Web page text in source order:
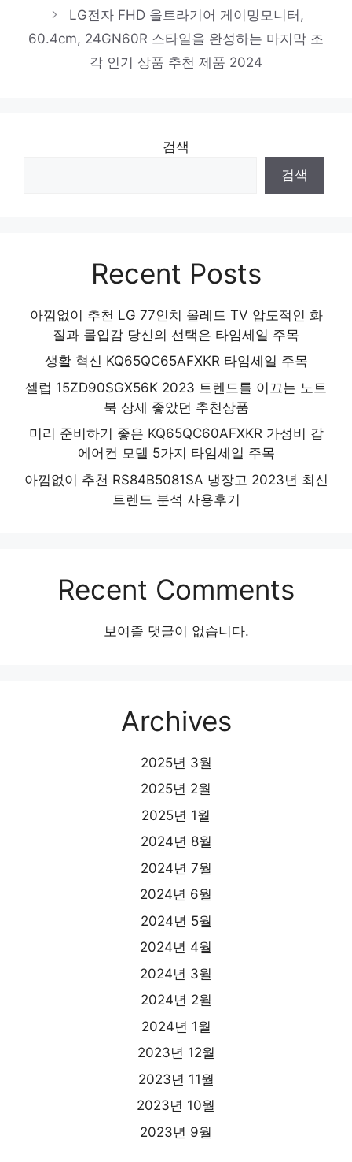
천 제품 2024
닌텐도 스위치 본체 동물의 숲 에디션(HAD)
+ 겜맥 필수악세서리7종, HAC-001
LG전자 FHD 울트라기어 게이밍모니터,
60.4cm, 24GN60R 스타일을 완성하는 마지막 조
각 인기 상품 추천 제품 2024
검색
검색
Recent Posts
아낌없이 추천 LG 77인치 올레드 TV 압도적인 화
질과 몰입감 당신의 선택은 타임세일 주목
생활 혁신 KQ65QC65AFXKR 타임세일 주목
셀럽 15ZD90SGX56K 2023 트렌드를 이끄는 노트
북 상세 좋았던 추천상품
미리 준비하기 좋은 KQ65QC60AFXKR 가성비 갑
에어컨 모델 5가지 타임세일 주목
아낌없이 추천 RS84B5081SA 냉장고 2023년 최신
트렌드 분석 사용후기
Recent Comments
보여줄 댓글이 없습니다.
Archives
2025년 3월
2025년 2월
2025년 1월
2024년 8월
2024년 7월
2024년 6월
2024년 5월
2024년 4월
2024년 3월
2024년 2월
2024년 1월
2023년 12월
2023년 11월
2023년 10월
2023년 9월